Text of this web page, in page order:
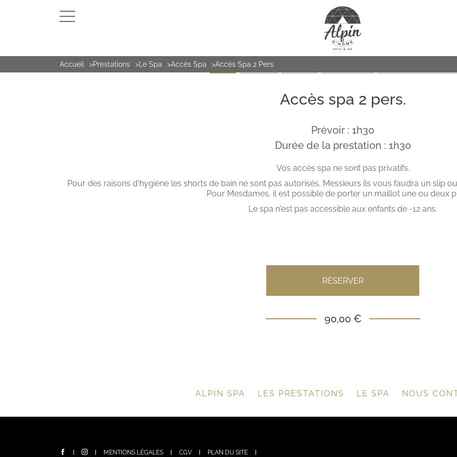
Accueil Prestations Le Spa Accès Spa Accès Spa 2 Pers.
LE SPA LE VISAGE
Accès spa 2 pers.
Prévoir : 1h30
Durée de la prestation : 1h30
Vos accès spa ne sont pas privatifs.
Pour des raisons d'hygiène les shorts de bain ne sont pas autorisés, Messieurs ils vous faudra un slip
Pour Mesdames, il est possible de porter un maillot une ou deux
Le spa n'est pas accessible aux enfants de -12 ans.
RÉSERVER
90,00 €
ALPIN SPA LES PRESTATIONS LE SPA NOUS
MENTIONS LÉGALES CGV PLAN DU SITE